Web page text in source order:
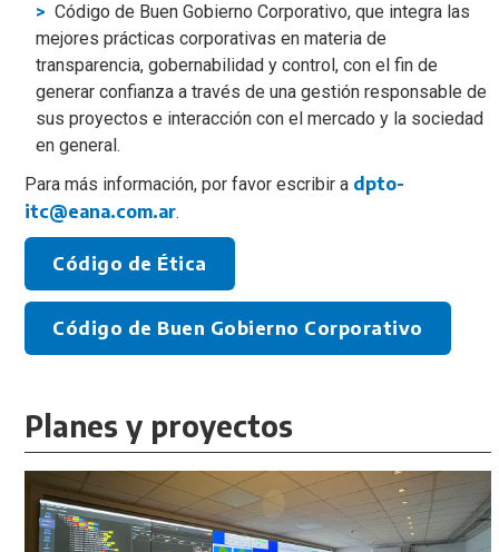
Código de Buen Gobierno Corporativo, que integra las
mejores prácticas corporativas en materia de
transparencia, gobernabilidad y control, con el fin de
generar confianza a través de una gestión responsable de
sus proyectos e interacción con el mercado y la sociedad
en general.
Para más información, por favor escribir a dpto-
itc@eana.com.ar.
Código de Ética
Código de Buen Gobierno Corporativo
Planes y proyectos